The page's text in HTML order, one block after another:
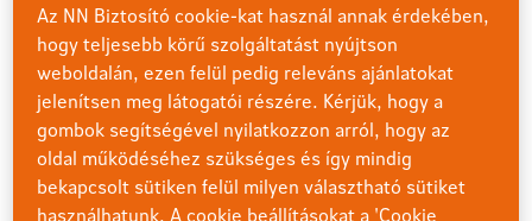
március
14
2021
Tájékoztatjuk kedves Ügyfeleinket, hogy
2021. március 14-én (vasárnap) 20:00
órától tervezett karbantartást hajtunk végre
rendszereinkben, ami előreláthatólag 2 órát
vesz igénybe.
A karbantartás ideje alatt az nn.hu és az NN Direkt nem
lesz elérhető, rendelkezéseit a karbantartást követően
Az NN Biztosító cookie-kat használ annak érdekében,
hogy teljesebb körű szolgáltatást nyújtson
weboldalán, ezen felül pedig releváns ajánlatokat
jelenítsen meg látogatói részére. Kérjük, hogy a
gombok segítségével nyilatkozzon arról, hogy az
oldal működéséhez szükséges és így mindig
bekapcsolt sütiken felül milyen választható sütiket
használhatunk. A cookie beállításokat a 'Cookie